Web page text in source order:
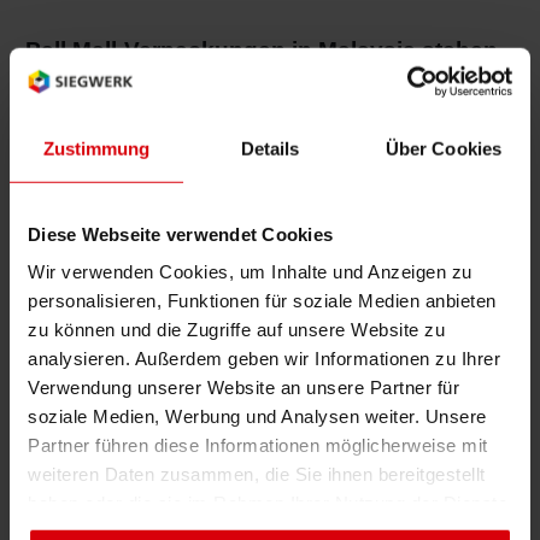
Zustimmung Details Über Cookies
Diese Webseite verwendet Cookies
Wir verwenden Cookies, um Inhalte und Anzeigen zu
personalisieren, Funktionen für soziale Medien anbieten
zu können und die Zugriffe auf unsere Website zu
analysieren. Außerdem geben wir Informationen zu Ihrer
Verwendung unserer Website an unsere Partner für
soziale Medien, Werbung und Analysen weiter. Unsere
Partner führen diese Informationen möglicherweise mit
weiteren Daten zusammen, die Sie ihnen bereitgestellt
gesammelt haben. Sie geben Einwilligung zu unseren
Pall Mall-Verpackungen in Malaysia stehen
für neue Nachhaltigkeit
Verpackungen von BAT für Malaysia bedruckt
sein. So waren für die neuen Verpackungen
natürlicher Basis zugelassen. Speziell für diese
Herausforderung kombinierten die Siegwerk-
Experten Derivate aus natürlichen Stoffen und
Ölen. Das Ergebnis, die Farbe Tempo
Nutripack, übertraf hinsichtlich der
Geruchsentwicklung, Migrationsrisiken und
Farbechtheit die Erwartungen von BAT. Das
rein pflanzliche Produkt sichert eine